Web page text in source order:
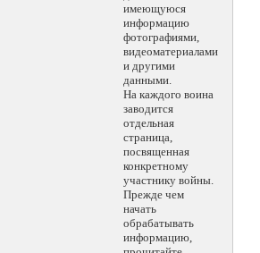
имеющуюся
информацию
фотографиями,
видеоматериалами
и другими
данными.
На каждого воина
заводится
отдельная
страница,
посвященная
конкретному
участнику войны.
Прежде чем
начать
обрабатывать
информацию,